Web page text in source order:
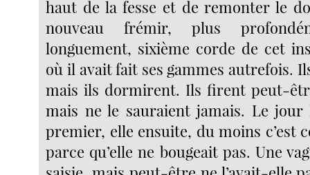
haut de la fesse et de remonter le
nouveau frémir, plus
longuement, sixième corde de cet
où il avait fait ses gammes autrefois.
mais ils dormirent. Ils firent peut-
mais ne le sauraient jamais. Le
premier, elle ensuite, du moins c’est
parce qu’elle ne bougeait pas. Une